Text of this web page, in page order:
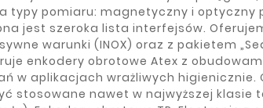
typy pomiaru: magnetyczny i optyczny
jest szeroka lista interfejsów.
warunki (INOX) oraz z pakietem
enkodery obrotowe Atex z
w aplikacjach wrażliwych higienicznie.
stosowane nawet w najwyższej klasie